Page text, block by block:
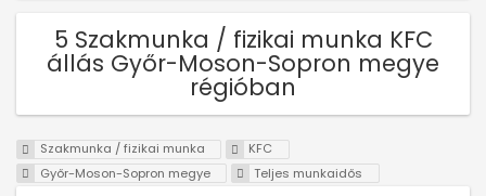
5 Szakmunka / fizikai munka KFC
állás Győr-Moson-Sopron megye
régióban
Szakmunka / fizikai munka
KFC
Győr-Moson-Sopron megye
Teljes munkaidős